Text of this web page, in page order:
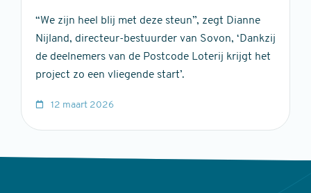
“We zijn heel blij met deze steun”, zegt Dianne
Nijland, directeur-bestuurder van Sovon, ‘Dankzij
de deelnemers van de Postcode Loterij krijgt het
project zo een vliegende start’.
12 maart 2026